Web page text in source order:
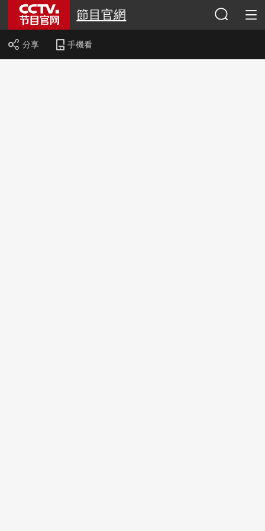
節目官網
分享 手機看